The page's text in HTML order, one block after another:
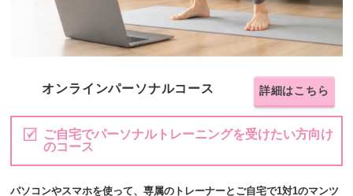
オンラインパーソナルコース 詳細はこちら
ご自宅でパーソナルトレーニングを受けたい方向け
のコース
パソコンやスマホを使って、専属のトレーナーとご自宅で1対1のマンツ